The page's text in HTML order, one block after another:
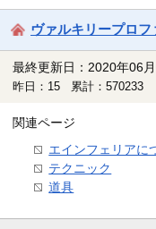
ヴァルキリープロ
最終更新日：2020年06
昨日：15 累計：570233
関連ページ
エインフェリアに
テクニック
道具